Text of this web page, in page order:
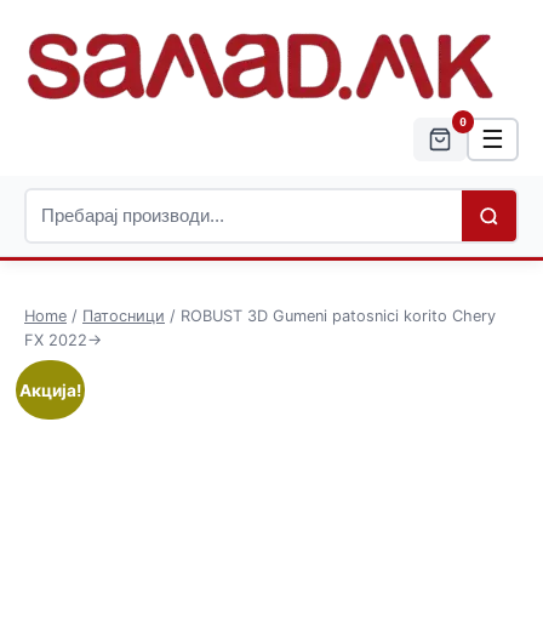
0
☰
Home / Патосници / ROBUST 3D Gumeni patosnici korito Chery
FX 2022->
Акција!